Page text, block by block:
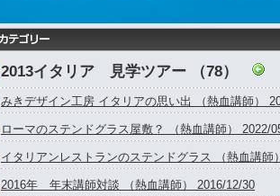
2013イタリア 見学ツアー （78）
みきデザイン工房 イタリアの思い出 （熱血講師）
ローマのステンドグラス屋敷？ （熱血講師） 2022/
イタリアンレストランのステンドグラス （熱血講師
2016年 年末講師対談 （熱血講師） 2016/12/30